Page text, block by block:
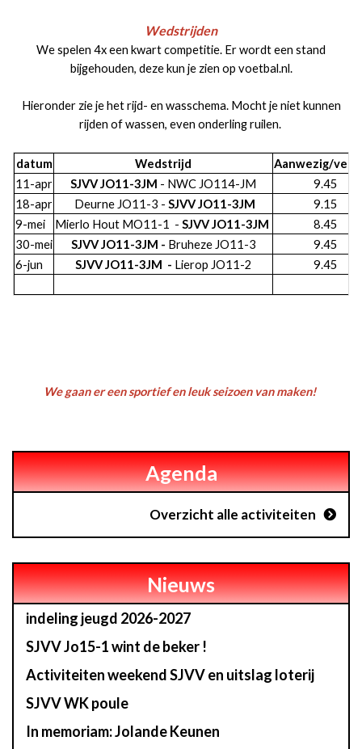
Wedstrijden
We spelen 4x een kwart competitie. Er wordt een stand
bijgehouden, deze kun je zien op voetbal.nl.
Hieronder zie je het rijd- en wasschema. Mocht je niet kunnen
rijden of wassen, even onderling ruilen.
datum Wedstrijd
Aanwezig/
11-apr
SJVV JO11-3JM - NWC JO114-JM
9.45
18-apr
Deurne JO11-3 - SJVV JO11-3JM
9.15
9-mei
Mierlo Hout MO11-1 - SJVV JO11-3JM
8.45
30-mei
SJVV JO11-3JM - Bruheze JO11-3
9.45
6-jun
SJVV JO11-3JM - Lierop JO11-2 9.45
We gaan er een sportief en leuk seizoen van maken!
Agenda
Overzicht alle activiteiten
Nieuws
indeling jeugd 2026-2027
SJVV Jo15-1 wint de beker !
Activiteiten weekend SJVV en uitslag loterij
SJVV WK poule
In memoriam: Jolande Keunen